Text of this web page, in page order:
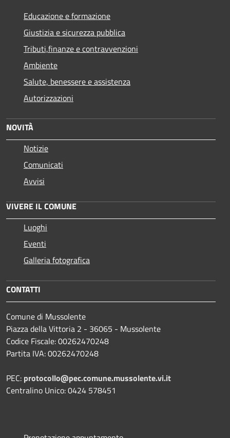
Educazione e formazione
Giustizia e sicurezza pubblica
Tributi,finanze e contravvenzioni
Ambiente
Salute, benessere e assistenza
Autorizzazioni
NOVITÀ
Notizie
Comunicati
Avvisi
VIVERE IL COMUNE
Luoghi
Eventi
Galleria fotografica
CONTATTI
Comune di Mussolente
Piazza della Vittoria 2 - 36065 - Mussolente
Codice Fiscale: 00262470248
Partita IVA: 00262470248
PEC: protocollo@pec.comune.mussolente.vi.it
Centralino Unico: 0424 578451